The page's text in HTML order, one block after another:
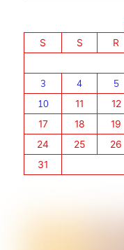
S
S R
3
4 5
10
11 12
17
18 19
24
25 26
31